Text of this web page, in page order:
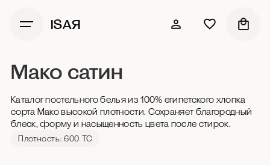
ISAЯ
Мако сатин
Каталог постельного белья из 100% египетского хлопка
сорта Мако высокой плотности. Сохраняет благородный
блеск, форму и насыщенность цвета после стирок.
Плотность: 600 ТС